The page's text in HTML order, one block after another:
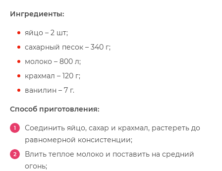
Ингредиенты:
яйцо – 2 шт;
сахарный песок – 340 г;
молоко – 800 л;
крахмал – 120 г;
ванилин – 7 г.
Способ приготовления:
Соединить яйцо, сахар и крахмал, растереть до
равномерной консистенции;
Влить теплое молоко и поставить на средний
огонь;